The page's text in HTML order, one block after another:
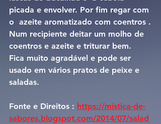
picada e envolver. Por fim regar com
o  azeite aromatizado com coentros .
Num recipiente deitar um molho de
coentros e azeite e triturar bem.
Fica muito agradável e pode ser
usado em vários pratos de peixe e
saladas.
Fonte e Direitos : https://mistica-de-
sabores.blogspot.com/2014/07/salad